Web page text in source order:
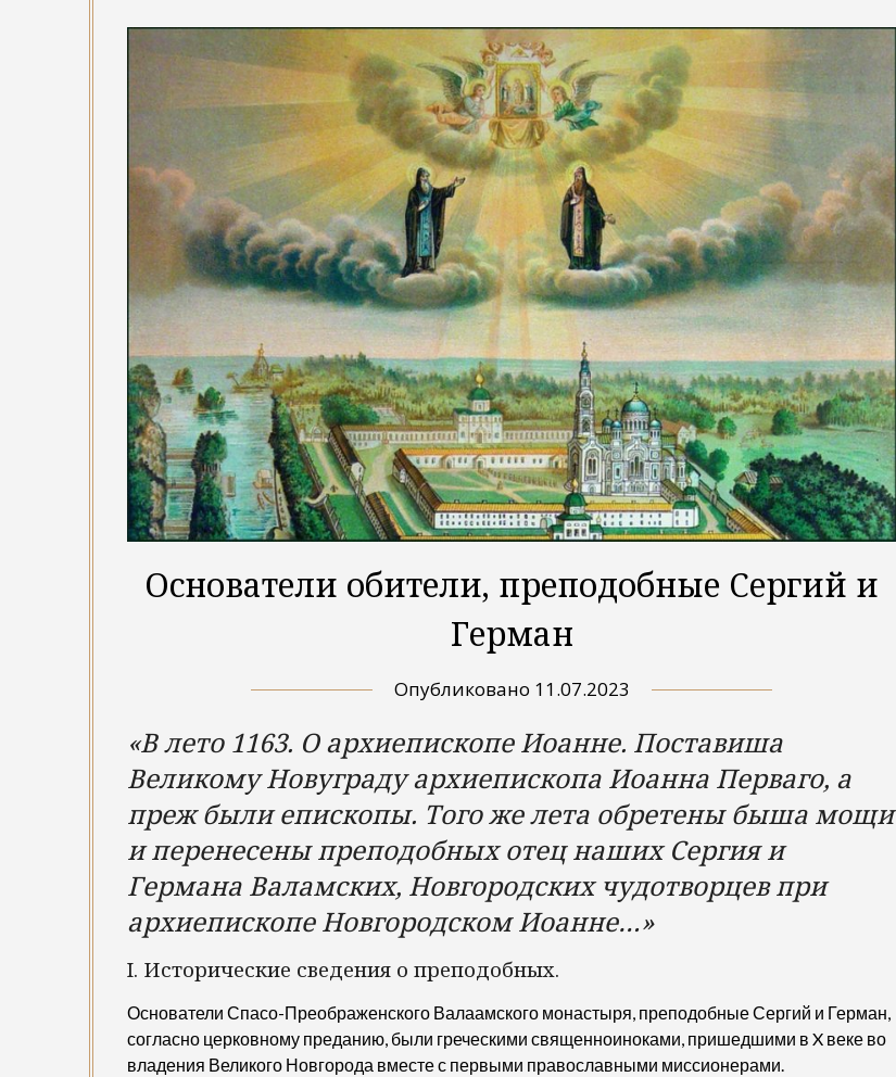
Основатели обители, преподобные Сергий и
Герман
Опубликовано 11.07.2023
«В лето 1163. О архиепископе Иоанне. Поставиша
Великому Новуграду архиепископа Иоанна Перваго, а
преж были епископы. Того же лета обретены быша мощи
и перенесены преподобных отец наших Сергия и
Германа Валамских, Новгородских чудотворцев при
архиепископе Новгородском Иоанне…»
I. Исторические сведения о преподобных.
Основатели Спасо-Преображенского Валаамского монастыря, преподобные Сергий и Герман,
согласно церковному преданию, были греческими священноиноками, пришедшими в X веке во
владения Великого Новгорода вместе с первыми православными миссионерами.